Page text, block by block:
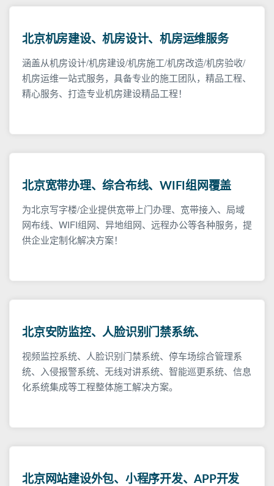
北京机房建设、机房设计、机房运维服务
涵盖从机房设计/机房建设/机房施工/机房改造/机房验收/
机房运维一站式服务，具备专业的施工团队，精品工程、
精心服务、打造专业机房建设精品工程！
北京宽带办理、综合布线、WIFI组网覆盖
为北京写字楼/企业提供宽带上门办理、宽带接入、局域
网布线、WIFI组网、异地组网、远程办公等各种服务，提
供企业定制化解决方案！
北京安防监控、人脸识别门禁系统、
视频监控系统、人脸识别门禁系统、停车场综合管理系
统、入侵报警系统、无线对讲系统、智能巡更系统、信息
化系统集成等工程整体施工解决方案。
北京网站建设外包、小程序开发、APP开发